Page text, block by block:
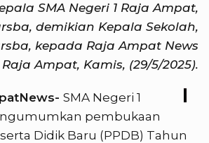
SMA Negeri 1 Raja Ampat,
demikian Kepala Sekolah,
kepada Raja Ampat News
Raja Ampat, Kamis, (29/5/2025).
SMA Negeri 1
pembukaan
Didik Baru (PPDB) Tahun